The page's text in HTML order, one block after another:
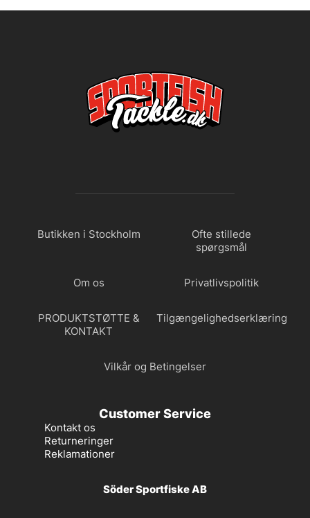
Butikken i Stockholm
Ofte stillede
spørgsmål
Om os Privatlivspolitik
PRODUKTSTØTTE &
KONTAKT
Tilgængelighedserklæring
Vilkår og Betingelser
Customer Service
Kontakt os
Returneringer
Reklamationer
Söder Sportfiske AB